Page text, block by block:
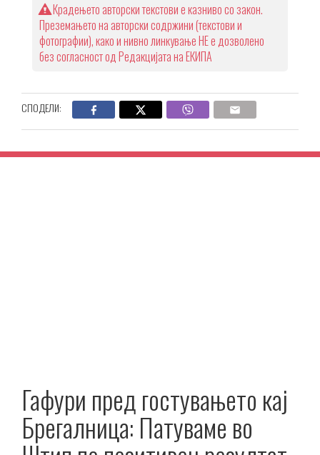
Крадењето авторски текстови е казниво со закон.
Преземањето на авторски содржини (текстови и
фотографии), како и нивно линкување НЕ е дозволено
без согласност од Редакцијата на ЕКИПА
СПОДЕЛИ:
Гафури пред гостувањето кај
Брегалница: Патуваме во